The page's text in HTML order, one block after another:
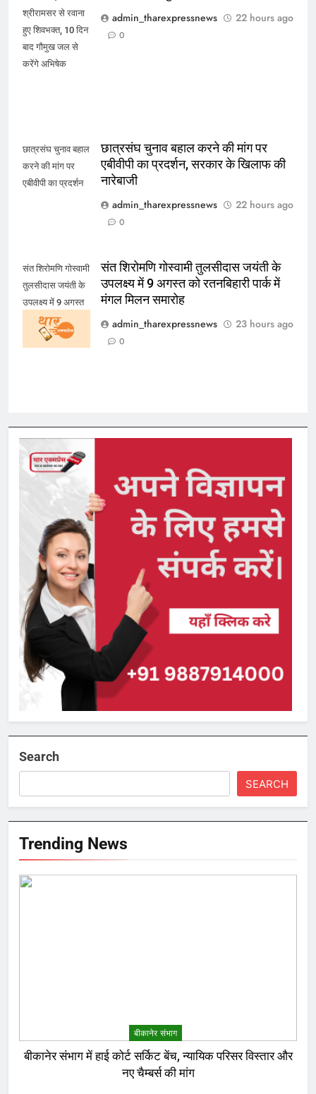
श्रीरामसर से रवाना
हुए शिवभक्त, 10 दिन
बाद गौमुख जल से
करेंगे अभिषेक
admin_tharexpressnews
22 hours ago
0
छात्रसंघ चुनाव बहाल
करने की मांग पर
एबीवीपी का प्रदर्शन
छात्रसंघ चुनाव बहाल करने की मांग पर
एबीवीपी का प्रदर्शन, सरकार के खिलाफ की
नारेबाजी
admin_tharexpressnews
22 hours ago
0
संत शिरोमणि गोस्वामी
तुलसीदास जयंती के
उपलक्ष्य में 9 अगस्त
को रतनबिहारी पार्क में
मंगल मिलन समारोह
संत शिरोमणि गोस्वामी तुलसीदास जयंती के
उपलक्ष्य में 9 अगस्त को रतनबिहारी पार्क में
मंगल मिलन समारोह
admin_tharexpressnews
23 hours ago
0
Search
SEARCH
Trending News
बीकानेर संभाग
बीकानेर संभाग में हाई कोर्ट सर्किट बेंच, न्यायिक परिसर विस्तार और
नए चैम्बर्स की मांग